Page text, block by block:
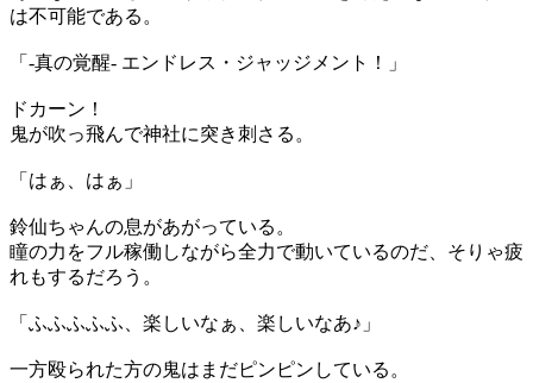
は不可能である。
「-真の覚醒- エンドレス・ジャッジメント！」
ドカーン！
鬼が吹っ飛んで神社に突き刺さる。
「はぁ、はぁ」
鈴仙ちゃんの息があがっている。
瞳の力をフル稼働しながら全力で動いているのだ、そりゃ疲
れもするだろう。
「ふふふふふ、楽しいなぁ、楽しいなあ♪」
一方殴られた方の鬼はまだピンピンしている。